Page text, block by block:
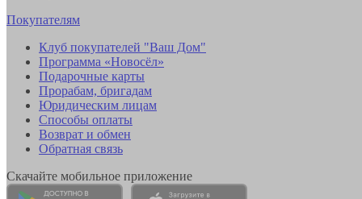
Покупателям
Клуб покупателей "Ваш Дом"
Программа «Новосёл»
Подарочные карты
Прорабам, бригадам
Юридическим лицам
Способы оплаты
Возврат и обмен
Обратная связь
Скачайте мобильное приложение